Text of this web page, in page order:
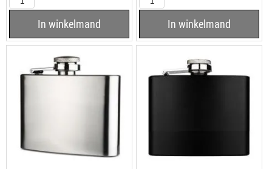
drankflacon is rondom...
In winkelmand
De drankflacon heeft...
In winkelmand